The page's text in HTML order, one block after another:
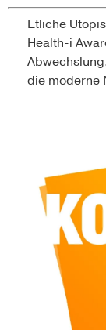
Etliche
Health-i
die moderne